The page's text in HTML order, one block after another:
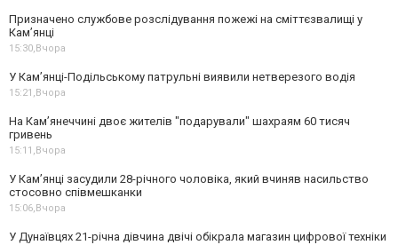
Призначено службове розслідування пожежі на сміттєзвалищі у
Кам’янці
15:30,Вчора
У Кам’янці-Подільському патрульні виявили нетверезого водія
15:21,Вчора
На Камʼянеччині двоє жителів "подарували" шахраям 60 тисяч
гривень
15:11,Вчора
У Камʼянці засудили 28-річного чоловіка, який вчиняв насильство
стосовно співмешканки
15:06,Вчора
У Дунаївцях 21-річна дівчина двічі обікрала магазин цифрової техніки